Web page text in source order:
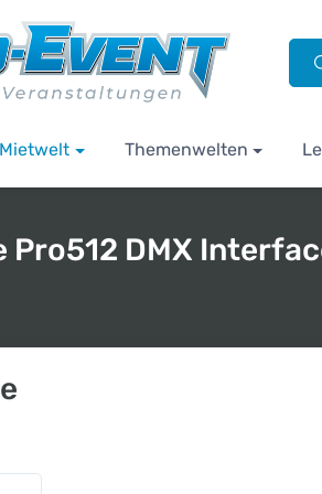
Mietwelt Themenwelten
Pro512 DMX